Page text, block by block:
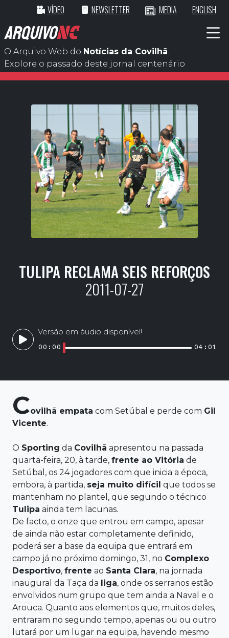
VÍDEO NEWSLETTER MEDIA ENGLISH
ARQUIVONC
O Arquivo Web do Notícias da Covilhã.
Explore o passado deste jornal centenário
TULIPA RECLAMA SEIS REFORÇOS
2011-07-27
Versão em áudio disponível!
00:00 04:01
Covilhã empata com Setúbal e perde com Gil
Vicente.
O Sporting da Covilhã apresentou na passada
quarta-feira, 20, à tarde, frente ao Vitória de
Setúbal, os 24 jogadores com que inicia a época,
embora, à partida, seja muito difícil que todos se
mantenham no plantel, que segundo o técnico
Tulipa ainda tem lacunas.
De facto, o onze que entrou em campo, apesar
de ainda não estar completamente definido,
poderá ser a base da equipa que entrará em
campo já no próximo domingo, 31, no Complexo
Desportivo, frente ao Santa Clara, na jornada
inaugural da Taça da liga, onde os serranos estão
envolvidos num grupo que tem ainda a Naval e o
Arouca. Quanto aos elementos que, muitos deles,
entraram no segundo tempo, apenas ou ou outro
lutará por um lugar na equipa, havendo mesmo